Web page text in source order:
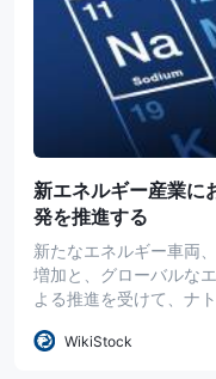
Bermuda Monetary Authority
China Securities Regulatory
Securities and Exchange
Securities and Exchange
Securities and Futures
新エネルギー産業に
発を推進する
新たなエネルギー車両
増加と、グローバルな
よる推進を受けて、ナ
れ、多様化した電池技
WikiStock